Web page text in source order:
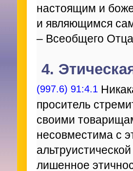
настоящим и
и являющимся
– Всеобщего
4.
(997.6) 91:4.1
проситель
своими
несовместима с
лишенное